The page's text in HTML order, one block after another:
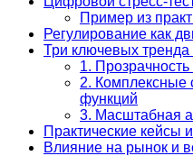
Пример из
Регулирование как
Три ключевых тренда
1. Прозрачность
2. Комплексные
функций
3. Масштабная
Практические кейсы
Влияние на рынок и